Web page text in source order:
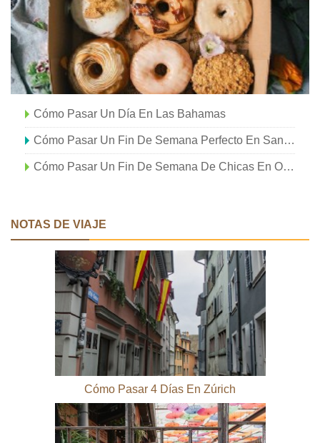
Cómo Pasar Un Día En Las Bahamas
Cómo Pasar Un Fin De Semana Perfecto En Santa Fe, Nuevo Méjico
Cómo Pasar Un Fin De Semana De Chicas En OBX
NOTAS DE VIAJE
Cómo Pasar 4 Días En Zúrich